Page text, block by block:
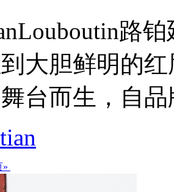
路
大胆鲜明的
台而生，自品
»